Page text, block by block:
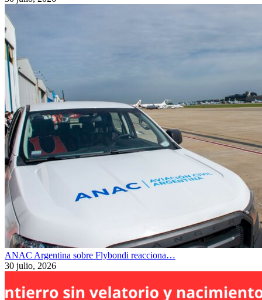
ANAC Argentina sobre Flybondi reacciona…
30 julio, 2026